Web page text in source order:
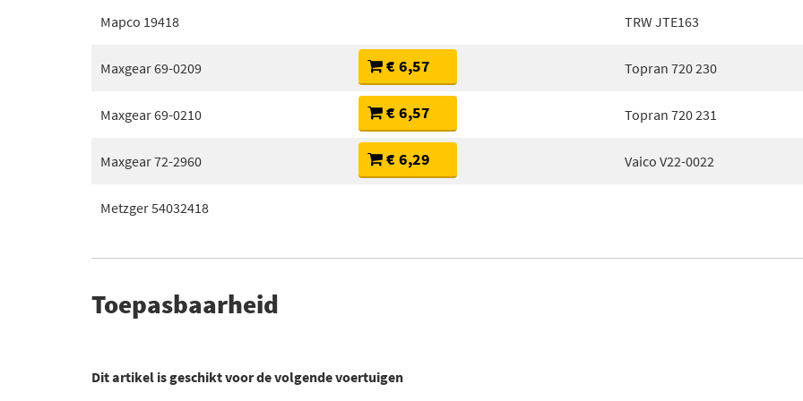
Mapco 19418
Maxgear 69-0209 € 6,57
Maxgear 69-0210 € 6,57
Maxgear 72-2960 € 6,29
Metzger 54032418
TRW JTE163
Topran 720 230
Topran 720 231
Vaico V22-0022
Toepasbaarheid
Dit artikel is geschikt voor de volgende voertuigen